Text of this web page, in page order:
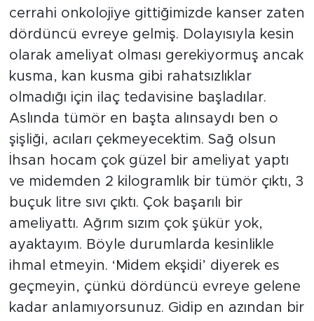
cerrahi onkolojiye gittiğimizde kanser zaten
dördüncü evreye gelmiş. Dolayısıyla kesin
olarak ameliyat olması gerekiyormuş ancak
kusma, kan kusma gibi rahatsızlıklar
olmadığı için ilaç tedavisine başladılar.
Aslında tümör en başta alınsaydı ben o
şişliği, acıları çekmeyecektim. Sağ olsun
İhsan hocam çok güzel bir ameliyat yaptı
ve midemden 2 kilogramlık bir tümör çıktı, 3
buçuk litre sıvı çıktı. Çok başarılı bir
ameliyattı. Ağrım sızım çok şükür yok,
ayaktayım. Böyle durumlarda kesinlikle
ihmal etmeyin. ‘Midem ekşidi’ diyerek es
geçmeyin, çünkü dördüncü evreye gelene
kadar anlamıyorsunuz. Gidip en azından bir